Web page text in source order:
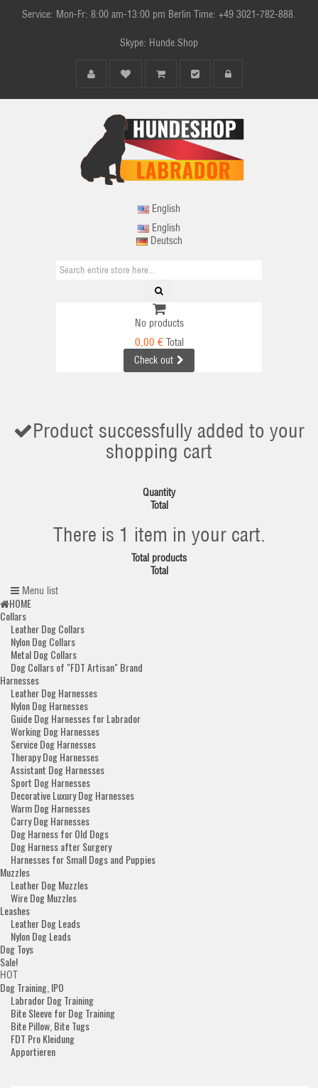
Service: Mon-Fr: 8:00 am-13:00 pm Berlin Time: +49 3021-782-888.
Skype: Hunde.Shop
English
English
Deutsch
No products
0,00 € Total
Check out
Product successfully added to your
shopping cart
Quantity
Total
There is 1 item in your cart.
Total products
Total
Menu list
HOME
Collars
Leather Dog Collars
Nylon Dog Collars
Metal Dog Collars
Dog Collars of "FDT Artisan" Brand
Harnesses
Leather Dog Harnesses
Nylon Dog Harnesses
Guide Dog Harnesses for Labrador
Working Dog Harnesses
Service Dog Harnesses
Therapy Dog Harnesses
Assistant Dog Harnesses
Sport Dog Harnesses
Decorative Luxury Dog Harnesses
Warm Dog Harnesses
Carry Dog Harnesses
Dog Harness for Old Dogs
Dog Harness after Surgery
Harnesses for Small Dogs and Puppies
Muzzles
Leather Dog Muzzles
Wire Dog Muzzles
Leashes
Leather Dog Leads
Nylon Dog Leads
Dog Toys
Sale!
HOT
Dog Training, IPO
Labrador Dog Training
Bite Sleeve for Dog Training
Bite Pillow, Bite Tugs
FDT Pro Kleidung
Apportieren